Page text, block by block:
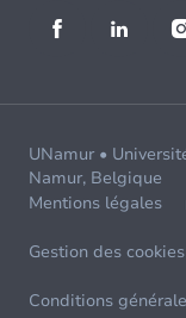
UNamur •
Namur, Belgique
Mentions légales
Gestion des cookies
Conditions